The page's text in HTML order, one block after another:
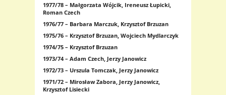
1977/78 – Małgorzata Wójcik, Ireneusz Łupicki,
Roman Czech
1976/77 – Barbara Marczuk, Krzysztof Brzuzan
1975/76 – Krzysztof Brzuzan, Wojciech Mydlarczyk
1974/75 – Krzysztof Brzuzan
1973/74 – Adam Czech, Jerzy Janowicz
1972/73 – Urszula Tomczak, Jerzy Janowicz
1971/72 – Mirosław Zabora, Jerzy Janowicz,
Krzysztof Lisiecki